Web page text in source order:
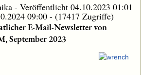
- Veröffentlicht 04.10.2023 01:01
09:00 - (17417 Zugriffe)
E-Mail-Newsletter von
September 2023